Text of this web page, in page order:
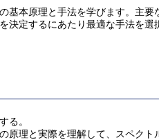
基本原理と手法を学びます。主
決定するにあたり最適な手法を
る。
原理と実際を理解して、スペクト